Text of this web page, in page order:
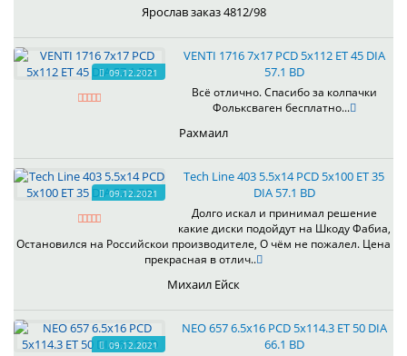
Ярослав заказ 4812/98
09.12.2021
VENTI 1716 7x17 PCD 5x112 ET 45 DIA
57.1 BD
Всё отлично. Спасибо за колпачки
Фольксваген бесплатно...
Рахмаил
09.12.2021
Tech Line 403 5.5x14 PCD 5x100 ET 35
DIA 57.1 BD
Долго искал и принимал решение
какие диски подойдут на Шкоду Фабиа,
Остановился на Российскои производителе, О чём не пожалел. Цена
прекрасная в отлич..
Михаил Ейск
09.12.2021
NEO 657 6.5x16 PCD 5x114.3 ET 50 DIA
66.1 BD